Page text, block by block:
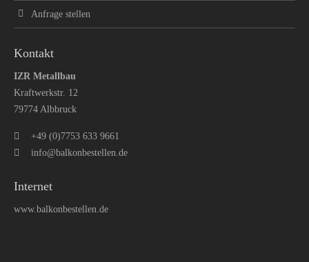
Anfrage stellen
Kontakt
IZR Metallbau
Kraftwerkstr. 12
79774 Albbruck
+49 (0)7753 633 9661
info@balkonbestellen.de
Internet
www.balkonbestellen.de